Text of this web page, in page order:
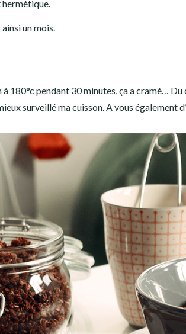
un mois.
à 180°c pendant 30 minutes, ça a cramé…
surveillé ma cuisson. A vous également